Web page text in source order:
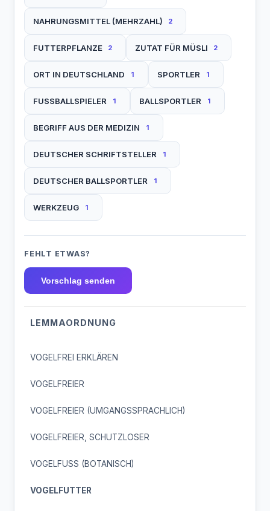
NAHRUNGSMITTEL (MEHRZAHL) 2
FUTTERPFLANZE 2 ZUTAT FÜR MÜSLI 2
ORT IN DEUTSCHLAND 1 SPORTLER 1
FUSSBALLSPIELER 1 BALLSPORTLER 1
BEGRIFF AUS DER MEDIZIN 1
DEUTSCHER SCHRIFTSTELLER 1
DEUTSCHER BALLSPORTLER 1
WERKZEUG 1
FEHLT ETWAS?
Vorschlag senden
LEMMAORDNUNG
VOGELFREI ERKLÄREN
VOGELFREIER
VOGELFREIER (UMGANGSSPRACHLICH)
VOGELFREIER, SCHUTZLOSER
VOGELFUSS (BOTANISCH)
VOGELFUTTER